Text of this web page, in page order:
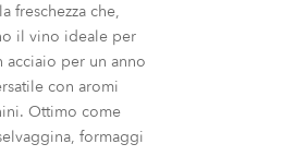
freschezza che,
il vino ideale per
acciaio per un anno
con aromi
Ottimo come
formaggi